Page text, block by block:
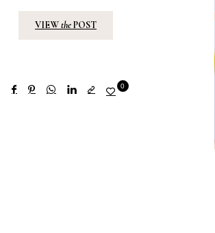
VIEWthePOST
0